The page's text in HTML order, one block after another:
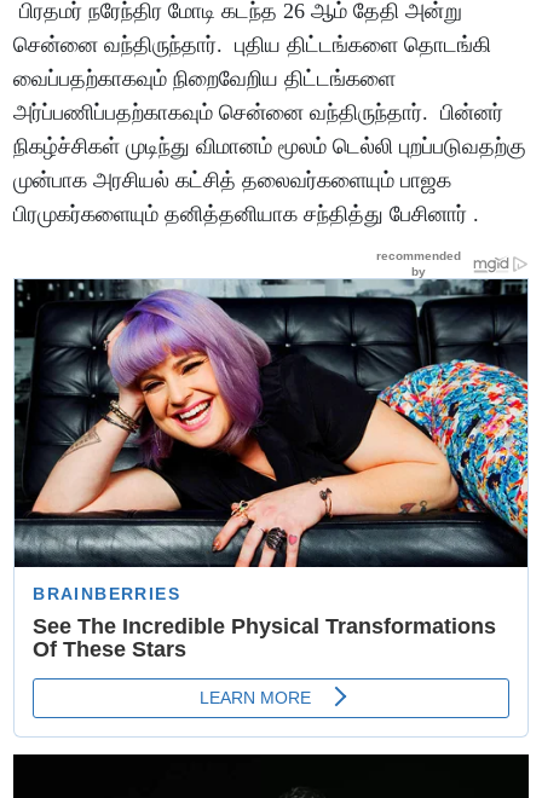
பிரதமர் நரேந்திர மோடி கடந்த 26 ஆம் தேதி அன்று
சென்னை வந்திருந்தார். புதிய திட்டங்களை தொடங்கி
வைப்பதற்காகவும் நிறைவேறிய திட்டங்களை
அர்ப்பணிப்பதற்காகவும் சென்னை வந்திருந்தார். பின்னர்
நிகழ்ச்சிகள் முடிந்து விமானம் மூலம் டெல்லி புறப்படுவதற்கு
முன்பாக அரசியல் கட்சித் தலைவர்களையும் பாஜக
பிரமுகர்களையும் தனித்தனியாக சந்தித்து பேசினார் .